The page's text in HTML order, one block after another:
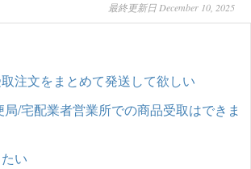
最終更新日 December 10, 2025
注文をまとめて発送して欲しい
局/宅配業者営業所での商品受取はできま
い